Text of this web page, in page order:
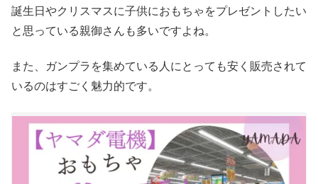
誕生日やクリスマスに子供におもちゃをプレゼントしたい
と思っている親御さんも多いですよね。
また、ガンプラを集めている人にとっても安く販売されて
いるのはすごく魅力的です。